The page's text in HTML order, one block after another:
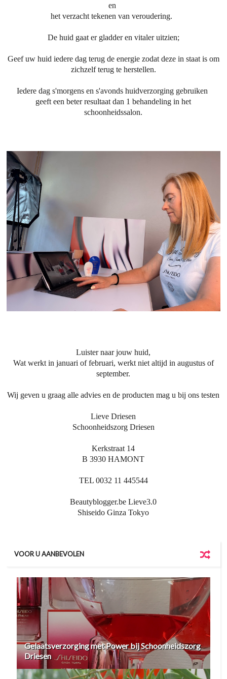
en
het verzacht tekenen van veroudering.
De huid gaat er gladder en vitaler uitzien;
Geef uw huid iedere dag terug de energie zodat deze in staat is om
zichzelf terug te herstellen.
Iedere dag s'morgens en s'avonds huidverzorging gebruiken
geeft een beter resultaat dan 1 behandeling in het
schoonheidssalon.
Luister naar jouw huid,
Wat werkt in januari of februari, werkt niet altijd in augustus of
september.
Wij geven u graag alle advies en de producten mag u bij ons testen
Lieve Driesen
Schoonheidszorg Driesen
Kerkstraat 14
B 3930 HAMONT
TEL 0032 11 445544
Beautyblogger.be Lieve3.0
Shiseido Ginza Tokyo
VOOR U AANBEVOLEN
Gelaatsverzorging met Power bij Schoonheidszorg
Driesen